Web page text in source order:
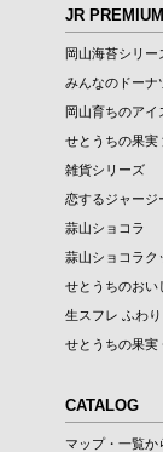
JR
岡山海苔シリー
みんなのドーナ
岡山育ちのアイ
せとうちの果実
雑貨シリーズ
恋するジャージ
蒜山ショコラ
蒜山ショコラク
せとうちのおい
生スフレ ふわ
せとうちの果実
CATALOG
マップ・一覧か